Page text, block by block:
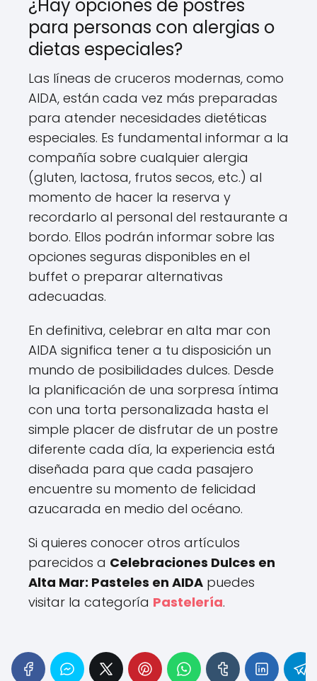
¿Hay opciones de postres
para personas con alergias o
dietas especiales?
Las líneas de cruceros modernas, como
AIDA, están cada vez más preparadas
para atender necesidades dietéticas
especiales. Es fundamental informar a la
compañía sobre cualquier alergia
(gluten, lactosa, frutos secos, etc.) al
momento de hacer la reserva y
recordarlo al personal del restaurante a
bordo. Ellos podrán informar sobre las
opciones seguras disponibles en el
buffet o preparar alternativas
adecuadas.
En definitiva, celebrar en alta mar con
AIDA significa tener a tu disposición un
mundo de posibilidades dulces. Desde
la planificación de una sorpresa íntima
con una torta personalizada hasta el
simple placer de disfrutar de un postre
diferente cada día, la experiencia está
diseñada para que cada pasajero
encuentre su momento de felicidad
azucarada en medio del océano.
Si quieres conocer otros artículos
parecidos a Celebraciones Dulces en
Alta Mar: Pasteles en AIDA puedes
visitar la categoría Pastelería.